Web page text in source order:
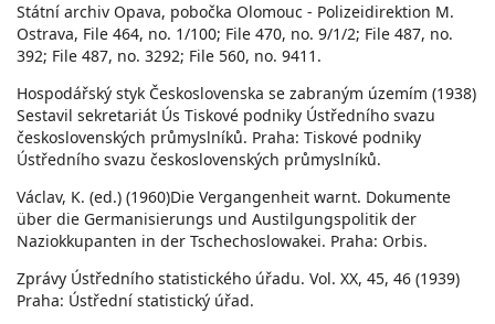
Státní archiv Opava, pobočka Olomouc - Polizeidirektion M.
Ostrava, File 464, no. 1/100; File 470, no. 9/1/2; File 487, no.
392; File 487, no. 3292; File 560, no. 9411.
Hospodářský styk Československa se zabraným územím (1938)
Sestavil sekretariát Ús Tiskové podniky Ústředního svazu
československých průmyslníků. Praha: Tiskové podniky
Ústředního svazu československých průmyslníků.
Václav, K. (ed.) (1960)Die Vergangenheit warnt. Dokumente
über die Germanisierungs und Austilgungspolitik der
Naziokkupanten in der Tschechoslowakei. Praha: Orbis.
Zprávy Ústředního statistického úřadu. Vol. XX, 45, 46 (1939)
Praha: Ústřední statistický úřad.